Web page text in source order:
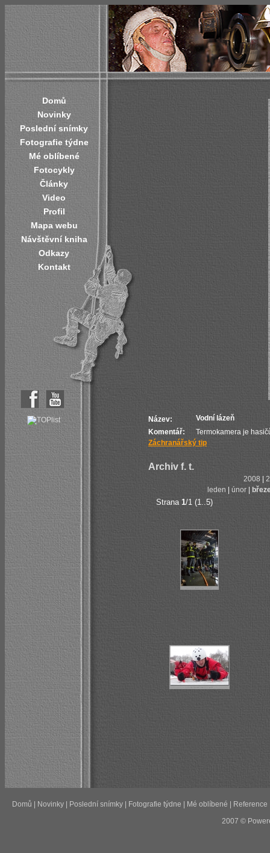
Domů
Novinky
Poslední snímky
Fotografie týdne
Mé oblíbené
Fotocykly
Články
Video
Profil
Mapa webu
Návštěvní kniha
Odkazy
Kontakt
Název:
Vodní lázeň
Komentář:
Termokamera je
Záchranářský tip
Archiv f. t.
2008
leden
únor|
Strana 1/1 (1..5)
Domů Novinky| Poslední snímky| Fotografie týdne Mé oblíbené Reference
2007 ©